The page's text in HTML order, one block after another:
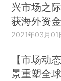
兴市场之
获海外资
2021年03月01
【市场动
景重塑全